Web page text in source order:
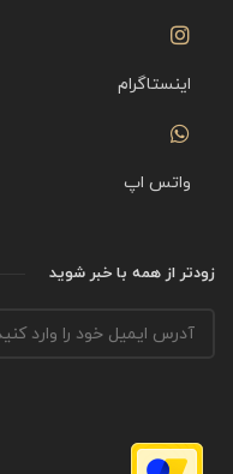
اینستاگرام
واتس اپ
زودتر از همه با خبر شوید